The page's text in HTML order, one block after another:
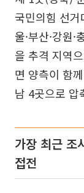
국민의힘 선거
울·부산·강원
을 추격 지역
면 양측이 함
남 4곳으로 압
가장 최근
접전